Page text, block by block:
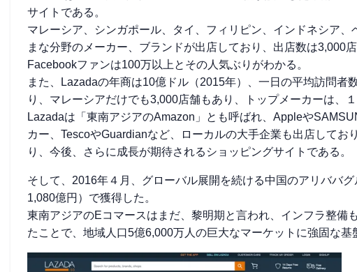
サイトである。
マレーシア、シンガポール、タイ、フィリピン、インドネシア
まな分野のメーカー、ブランドが出店しており、出店数は3,000
Facebookファンは100万以上とその人気ぶりがわかる。
また、Lazadaの年商は10億ドル（2015年）、一日の平均訪問者
り、マレーシアだけでも3,000店舗もあり、トップメーカーは、
Lazadaは「東南アジアのAmazon」とも呼ばれ、Appleや
カー、TescoやGuardianなど、ローカルの大手企業も出店してお
り、今後、さらに成長が期待されるショッピングサイトである。
そして、2016年４月、グローバル展開を続ける中国のアリババ
1,080億円）で獲得した。
東南アジアのEコマースはまだ、黎明期と言われ、インフラ整備
たことで、地域人口5億6,000万人の巨大なマーケットに強固な基